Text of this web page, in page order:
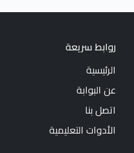
روابط سريعة
الرئيسية
عن البوابة
اتصل بنا
الأدوات التعليمية